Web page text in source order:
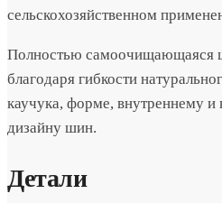
сельскохозяйственном
Полностью самоочищающаяся
благодаря гибкости
каучука, форме, внутреннему
дизайну шин.
Детали